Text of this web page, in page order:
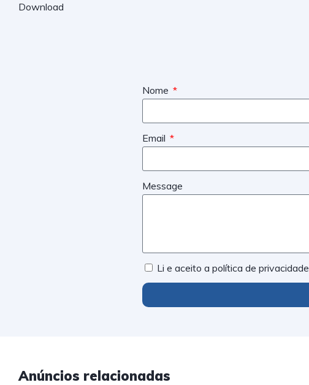
Download
Nome
Email
Message
Li e aceito a política de privacidade
Anúncios relacionadas